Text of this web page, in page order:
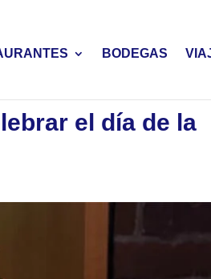
BODEGAS
el día de la